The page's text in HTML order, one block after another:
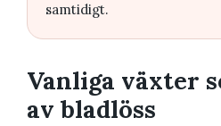
samtidigt.
Vanliga växter
av bladlöss